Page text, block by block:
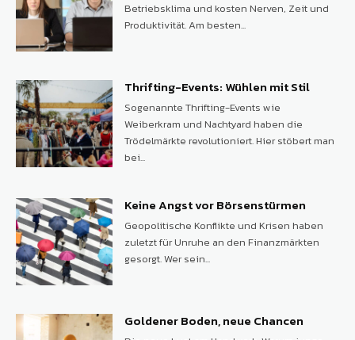
Betriebsklima und kosten Nerven, Zeit und
Produktivität. Am besten...
Thrifting-Events: Wühlen mit Stil
Sogenannte Thrifting-Events wie
Weiberkram und Nachtyard haben die
Trödelmärkte revolutioniert. Hier stöbert man
bei...
Keine Angst vor Börsenstürmen
Geopolitische Konflikte und Krisen haben
zuletzt für Unruhe an den Finanzmärkten
gesorgt. Wer sein...
Goldener Boden, neue Chancen